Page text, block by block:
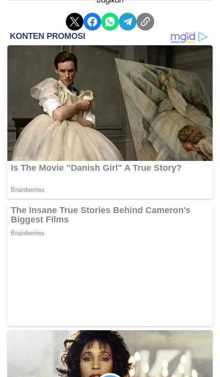
Ia menjelaskan pesan dalam Incognito Chat diproses
di lingkungan aman yang tidak dapat diakses Meta
maupun WhatsApp.
Percakapan juga tidak disimpan dan akan hilang
ketika pengguna keluar dari obrolan.
Menurut Alice, sistem tersebut menggunakan